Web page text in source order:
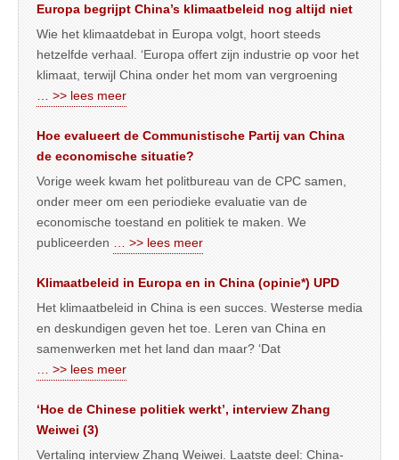
Europa begrijpt China’s klimaatbeleid nog altijd niet
Wie het klimaatdebat in Europa volgt, hoort steeds
hetzelfde verhaal. ‘Europa offert zijn industrie op voor het
klimaat, terwijl China onder het mom van vergroening
… >> lees meer
Hoe evalueert de Communistische Partij van China
de economische situatie?
Vorige week kwam het politbureau van de CPC samen,
onder meer om een periodieke evaluatie van de
economische toestand en politiek te maken. We
publiceerden
… >> lees meer
Klimaatbeleid in Europa en in China (opinie*) UPD
Het klimaatbeleid in China is een succes. Westerse media
en deskundigen geven het toe. Leren van China en
samenwerken met het land dan maar? ‘Dat
… >> lees meer
‘Hoe de Chinese politiek werkt’, interview Zhang
Weiwei (3)
Vertaling interview Zhang Weiwei. Laatste deel: China-